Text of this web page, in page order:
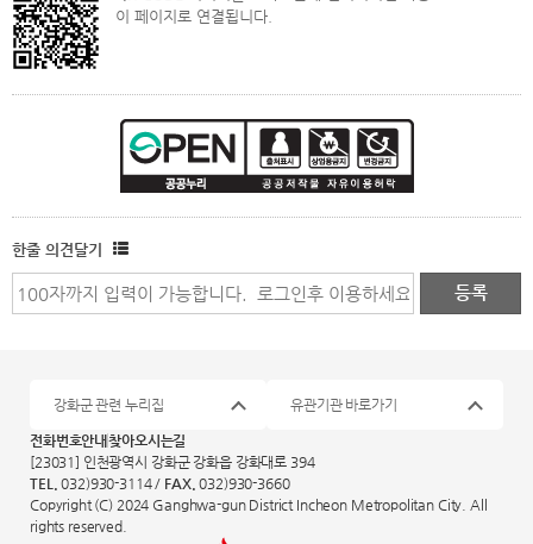
이 페이지로 연결됩니다.
한줄 의견달기
전화번호안내찾아오시는길
[23031] 인천광역시 강화군 강화읍 강화대로 394
TEL.
032)930-3114 / FAX. 032)930-3660
Copyright (C) 2024 Ganghwa-gun District Incheon Metropolitan City. All
rights reserved.
강화군 관련 누리집 유관기관 바로가기